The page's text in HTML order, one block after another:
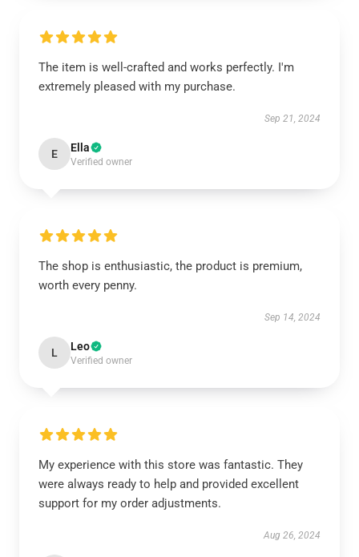
The item is well-crafted and works perfectly. I'm
extremely pleased with my purchase.
Sep 21, 2024
E Ella
Verified owner
The shop is enthusiastic, the product is premium,
worth every penny.
Sep 14, 2024
L Leo
Verified owner
My experience with this store was fantastic. They
were always ready to help and provided excellent
support for my order adjustments.
Aug 26, 2024